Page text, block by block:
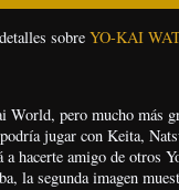
sobre YO-KAI
World, pero mucho más
podría jugar con Keita,
hacerte amigo de otros
la segunda imagen